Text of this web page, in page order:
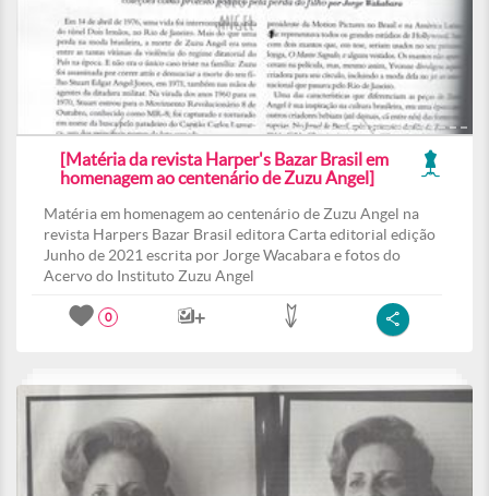
[Matéria da revista Harper's Bazar Brasil em
homenagem ao centenário de Zuzu Angel]
Matéria em homenagem ao centenário de Zuzu Angel na
revista Harpers Bazar Brasil editora Carta editorial edição
Junho de 2021 escrita por Jorge Wacabara e fotos do
Acervo do Instituto Zuzu Angel
0